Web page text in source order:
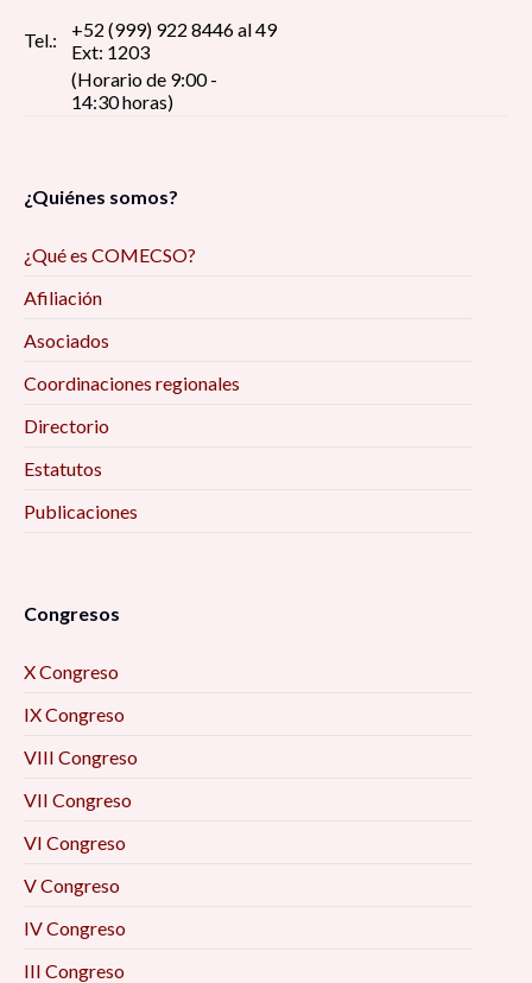
Tel.:
+52 (999) 922 8446 al 49
Ext: 1203
(Horario de 9:00 -
14:30 horas)
¿Quiénes somos?
¿Qué es COMECSO?
Afiliación
Asociados
Coordinaciones regionales
Directorio
Estatutos
Publicaciones
Congresos
X Congreso
IX Congreso
VIII Congreso
VII Congreso
VI Congreso
V Congreso
IV Congreso
III Congreso